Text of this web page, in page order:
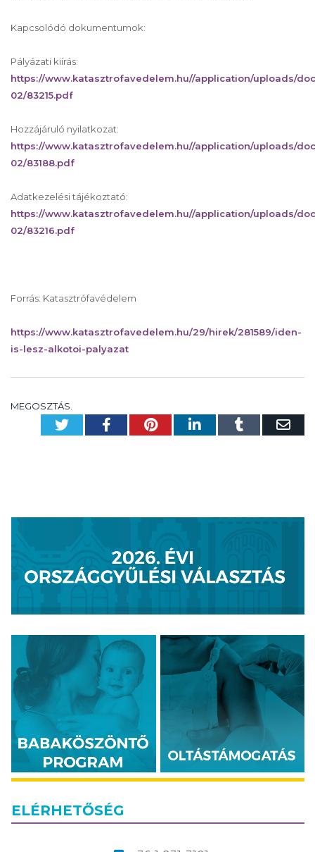
Kapcsolódó dokumentumok:
Pályázati kiírás:
https://www.katasztrofavedelem.hu//application/uploads/
02/83215.pdf
Hozzájáruló nyilatkozat:
https://www.katasztrofavedelem.hu//application/uploads/
02/83188.pdf
Adatkezelési tájékoztató:
https://www.katasztrofavedelem.hu//application/uploads/
02/83216.pdf
Forrás: Katasztrófavédelem
https://www.katasztrofavedelem.hu/29/hirek/281589/iden-
is-lesz-alkotoi-palyazat
MEGOSZTÁS.
TwitterFacebookPinterest
LinkedIn
Tumblr
ELÉRHETŐSÉG